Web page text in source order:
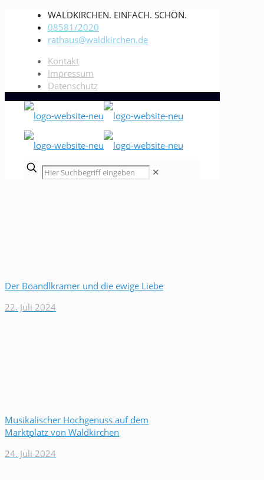
WALDKIRCHEN. EINFACH. SCHÖN.
08581/2020
rathaus@waldkirchen.de
Kontakt
Impressum
Datenschutz
✕
Der Boandlkramer und die ewige Liebe
22. Juli 2024
Musikalischer Hochgenuss auf dem
Marktplatz von Waldkirchen
24. Juli 2024